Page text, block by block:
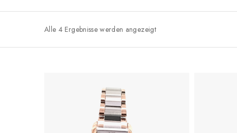
Alle 4 Ergebnisse werden angezeigt